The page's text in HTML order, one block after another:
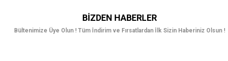
BIZDEN HABERLER
Bültenimize Üye Olun ! Tüm İndirim ve Fırsatlardan İlk Sizin Haberiniz Olsun !